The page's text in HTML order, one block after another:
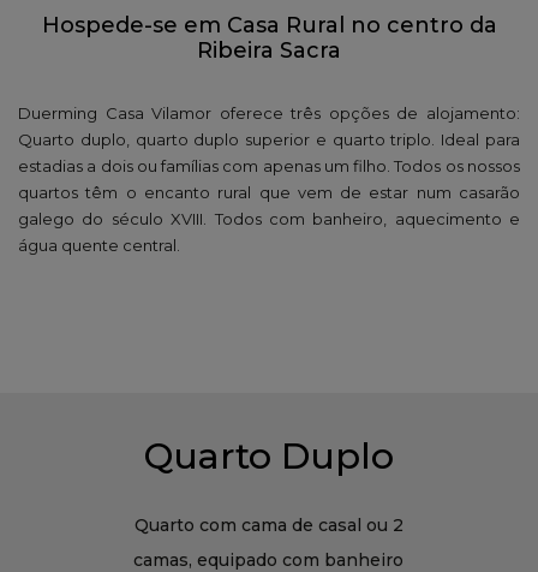
Hospede-se em Casa Rural no centro da
Ribeira Sacra
Duerming Casa Vilamor oferece três opções de alojamento:
Quarto duplo, quarto duplo superior e quarto triplo. Ideal para
estadias a dois ou famílias com apenas um filho. Todos os nossos
quartos têm o encanto rural que vem de estar num casarão
galego do século XVIII. Todos com banheiro, aquecimento e
água quente central.
Quarto Duplo
Quarto com cama de casal ou 2
camas, equipado com banheiro